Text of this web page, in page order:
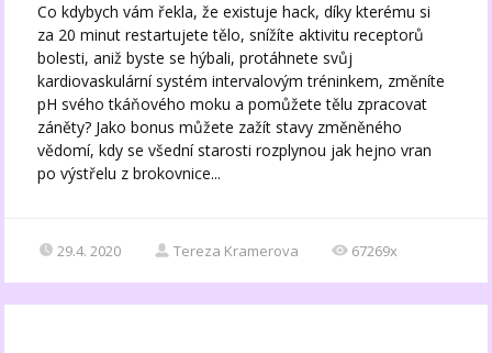
Co kdybych vám řekla, že existuje hack, díky kterému si
za 20 minut restartujete tělo, snížíte aktivitu receptorů
bolesti, aniž byste se hýbali, protáhnete svůj
kardiovaskulární systém intervalovým tréninkem, změníte
pH svého tkáňového moku a pomůžete tělu zpracovat
záněty? Jako bonus můžete zažít stavy změněného
vědomí, kdy se všední starosti rozplynou jak hejno vran
po výstřelu z brokovnice...
29.4. 2020 Tereza Kramerova 67269x